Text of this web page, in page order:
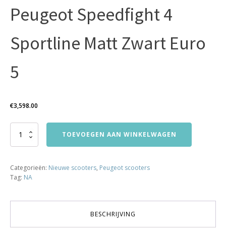
Peugeot Speedfight 4
Sportline Matt Zwart Euro
5
€3,598.00
Peugeot
Speedfight
Matt
Zwart
TOEVOEGEN AAN WINKELWAGEN
Categorieën: Nieuwe scooters, Peugeot scooters
Tag: NA
BESCHRIJVING